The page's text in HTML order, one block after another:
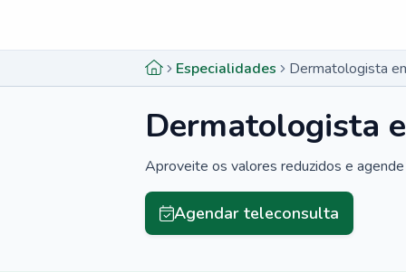
Especialidades Dermatologista
Dermatologista
Aproveite os valores reduzidos e
Agendar teleconsulta